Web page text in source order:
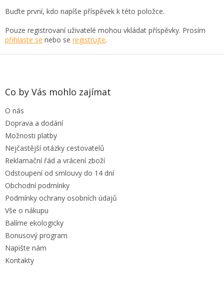
Buďte první, kdo napíše příspěvek k této položce.
Pouze registrovaní uživatelé mohou vkládat příspěvky. Prosím
přihlaste se nebo se registrujte.
Z
Co by Vás mohlo zajímat
O nás
Doprava a dodání
Možnosti platby
Nejčastější otázky cestovatelů
Reklamační řád a vrácení zboží
Odstoupení od smlouvy do 14 dní
Obchodní podmínky
Podmínky ochrany osobních údajů
Vše o nákupu
Balíme ekologicky
Bonusový program
Napište nám
Kontakty